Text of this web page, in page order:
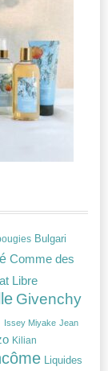
Bulgari
Comme des
Libre
Givenchy
Issey Miyake Jean
Kilian
Liquides